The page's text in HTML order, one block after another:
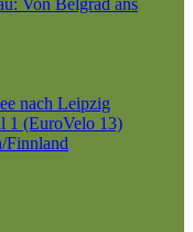
nach Leipzig
1 (EuroVelo 13)
Finnland